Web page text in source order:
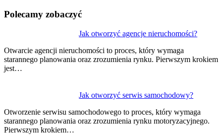
Polecamy zobaczyć
Jak otworzyć agencje nieruchomości?
Otwarcie agencji nieruchomości to proces, który wymaga
starannego planowania oraz zrozumienia rynku. Pierwszym krokiem
jest…
Jak otworzyć serwis samochodowy?
Otworzenie serwisu samochodowego to proces, który wymaga
starannego planowania oraz zrozumienia rynku motoryzacyjnego.
Pierwszym krokiem…
wpisu